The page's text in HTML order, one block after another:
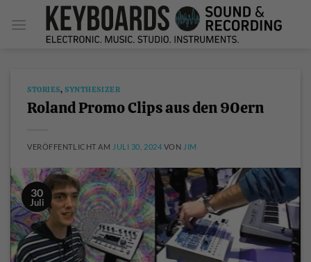
Inhalt
STORIES,SYNTHESIZER
Roland Promo Clips aus den 90ern
VERÖFFENTLICHT AM JULI 30, 2024 VON JIM
30
Juli